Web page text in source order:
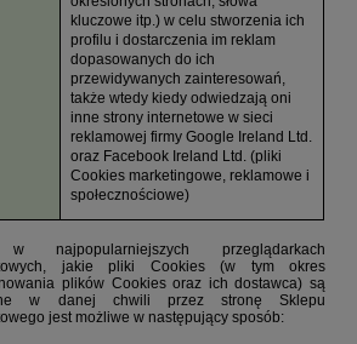
kluczowe itp.) w celu stworzenia ich
profilu i dostarczenia im reklam
dopasowanych do ich
przewidywanych zainteresowań,
także wtedy kiedy odwiedzają oni
inne strony internetowe w sieci
reklamowej firmy Google Ireland Ltd.
oraz Facebook Ireland Ltd. (pliki
Cookies marketingowe, reklamowe i
społecznościowe)
w najpopularniejszych przeglądarkach
jakie pliki Cookies (w tym okres
plików Cookies oraz ich dostawca) są
w danej chwili przez stronę Sklepu
jest możliwe w następujący sposób: